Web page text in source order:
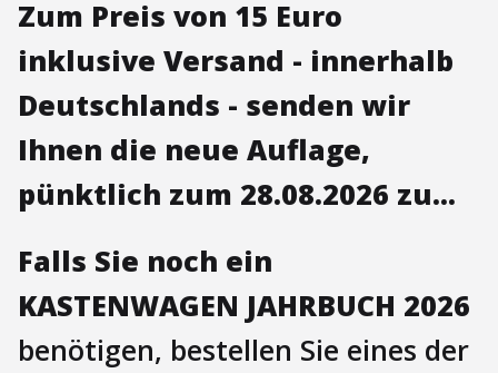
Zum Preis von 15 Euro
inklusive Versand - innerhalb
Deutschlands - senden wir
Ihnen die neue Auflage,
pünktlich zum 28.08.2026 zu...
Falls Sie noch ein
KASTENWAGEN JAHRBUCH 2026
benötigen, bestellen Sie eines der